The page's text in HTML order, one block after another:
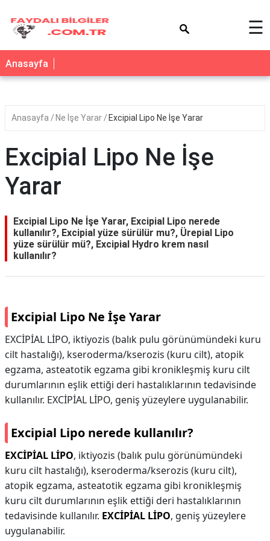
☰
Anasayfa
Anasayfa Ne İşe Yarar Excipial Lipo Ne İşe Yarar
Excipial Lipo Ne İşe
Yarar
Excipial Lipo Ne İşe Yarar, Excipial Lipo nerede
kullanılır?, Excipial yüze sürülür mu?, Ürepial Lipo
yüze sürülür mü?, Excipial Hydro krem nasıl
kullanılır?
Excipial Lipo Ne İşe Yarar
EXCİPİAL LİPO, iktiyozis (balık pulu görünümündeki kuru
cilt hastalığı), kseroderma/kserozis (kuru cilt), atopik
egzama, asteatotik egzama gibi kronikleşmiş kuru cilt
durumlarının eşlik ettiği deri hastalıklarının tedavisinde
kullanılır. EXCİPİAL LİPO, geniş yüzeylere uygulanabilir.
Excipial Lipo nerede kullanılır?
EXCİPİAL LİPO, iktiyozis (balık pulu görünümündeki
kuru cilt hastalığı), kseroderma/kserozis (kuru cilt),
atopik egzama, asteatotik egzama gibi kronikleşmiş
kuru cilt durumlarının eşlik ettiği deri hastalıklarının
tedavisinde kullanılır. EXCİPİAL LİPO, geniş yüzeylere
uygulanabilir.